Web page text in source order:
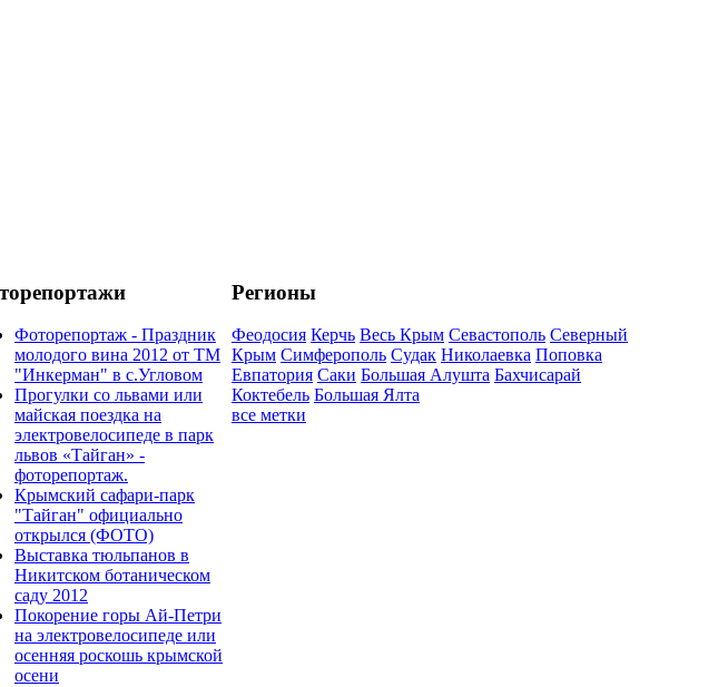
Фоторепортаж - Праздник
молодого вина 2012 от ТМ
"Инкерман" в с.Угловом
Прогулки cо львами или
майская поездка на
электровелосипеде в парк
львов «Тайган» -
фоторепортаж.
Крымский сафари-парк
"Тайган" официально
открылся (ФОТО)
Выставка тюльпанов в
Никитском ботаническом
саду 2012
Покорение горы Ай-Петри
на электровелосипеде или
осенняя роскошь крымской
осени
Регионы
Феодосия Керчь Весь Крым Севастополь Северный
Крым Симферополь Судак Николаевка Поповка
Евпатория Саки Большая Алушта Бахчисарай
Коктебель Большая Ялта
все метки